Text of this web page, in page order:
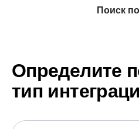
Поиск
Определите
тип